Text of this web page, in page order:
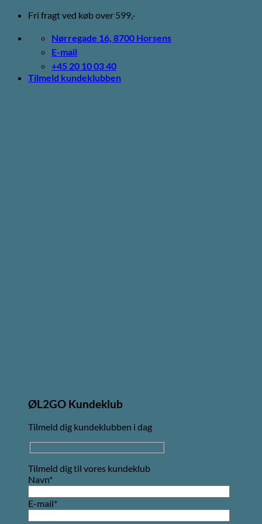
Fortsæt
indhold
Fri fragt ved køb over 599,-
Nørregade 16, 8700 Horsens
E-mail
+45 20 10 03 40
Tilmeld kundeklubben
ØL2GO Kundeklub
Tilmeld dig kundeklubben i dag
Tilmeld dig til vores kundeklub
Navn*
E-mail*